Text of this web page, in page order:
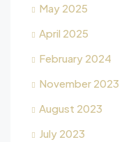
May 2025
April 2025
February 2024
November 2023
August 2023
July 2023